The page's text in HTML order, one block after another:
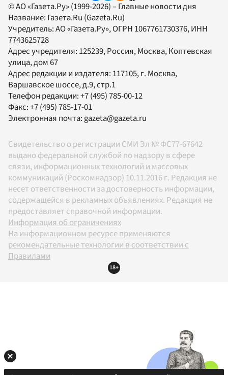
© АО «Газета.Ру» (1999-2026) – Главные новости дня
Название: Газета.Ru (Gazeta.Ru)
Учредитель:АО «Газета.Ру», ОГРН 1067761730376, ИНН
7743625728
Адрес учредителя: 125239, Россия, Москва, Коптевская
улица, дом 67
Адрес редакции и издателя: 117105, г. Москва,
Варшавское шоссе, д.9, стр.1
Телефон редакции:+7 (495) 785-00-12
Факс:+7 (495) 785-17-01
Электронная почта:gazeta@gazeta.ru
Свидетельство о регистрации СМИ Эл № ФС77-67642
выдано федеральной службой по надзору в сфере
связи, информационных технологий и массовых
коммуникаций (Роскомнадзор) 10.11.2016 г. Редакция не
несет ответственности за достоверность информации,
содержащейся в рекламных объявлениях. Редакция не
предоставляет справочной информации.
Информация об ограничениях
На информационном ресурсе применяются
рекомендательные технологии в соответствии с
Правилами
18+